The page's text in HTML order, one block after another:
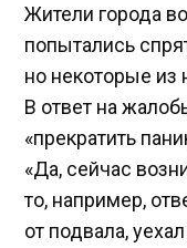
Жители города
попытались
но некоторые из
В ответ на
«прекратить
«Да, сейчас
то, например,
от подвала,